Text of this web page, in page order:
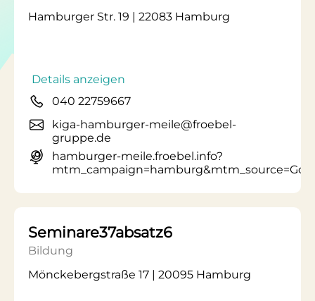
Hamburger Str. 19 | 22083 Hamburg
Details anzeigen
040 22759667
kiga-hamburger-meile@froebel-
gruppe.de
hamburger-meile.froebel.info?
Seminare37absatz6
Bildung
Mönckebergstraße 17 | 20095 Hamburg